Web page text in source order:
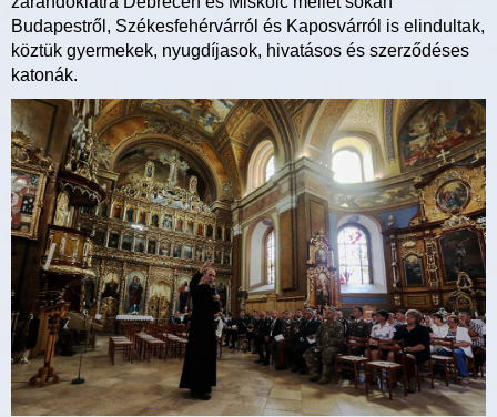
Budapestről, Székesfehérvárról és Kaposvárról is elindultak,
köztük gyermekek, nyugdíjasok, hivatásos és szerződéses
katonák.